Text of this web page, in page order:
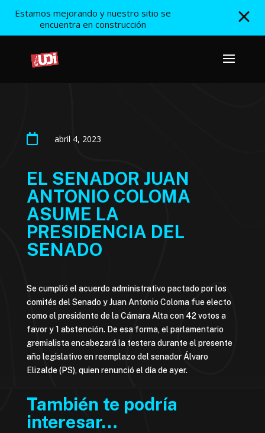
Estamos mejorando y nuestro sitio se
encuentra en construcción
 abril 4, 2023
EL SENADOR JUAN
ANTONIO COLOMA
ASUME LA
PRESIDENCIA DEL
SENADO
Se cumplió el acuerdo administrativo pactado por los
comités del Senado y Juan Antonio Coloma fue electo
como el presidente de la Cámara Alta con 42 votos a
favor y 1 abstención. De esa forma, el parlamentario
gremialista encabezará la testera durante el presente
año legislativo en reemplazo del senador Álvaro
Elizalde (PS), quien renunció el día de ayer.
También te podría
interesar…